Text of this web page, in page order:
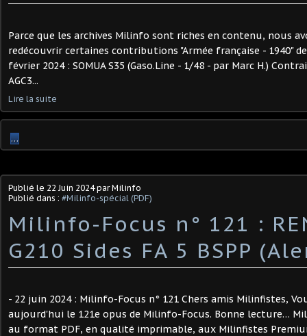
Parce que les archives Milinfo sont riches en contenu, nous
redécouvrir certaines contributions "Armée française - 1940"
février 2024 : SOMUA S35 (Gaso.Line - 1/48 - par Marc H.)
AGC3...
Lire la suite
…
Publié le 22 Juin 2024par Milinfo
Publié dans : #Milinfo-spécial (PDF)
Milinfo-Focus n° 121 :
G210 Sides FA 5 BSPP
- 22 juin 2024 : Milinfo-Focus n° 121 Chers amis Milinfistes,
aujourd'hui le 121e opus de Milinfo-Focus. Bonne lecture…
au format PDF, en qualité imprimable, aux Milinfistes